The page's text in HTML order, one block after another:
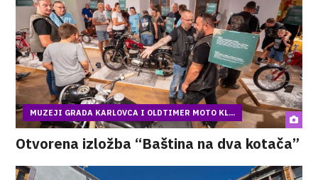
MUZEJI GRADA KARLOVCA I OLDTIMER MOTO KL...
Otvorena izložba “Baština na dva kotača”